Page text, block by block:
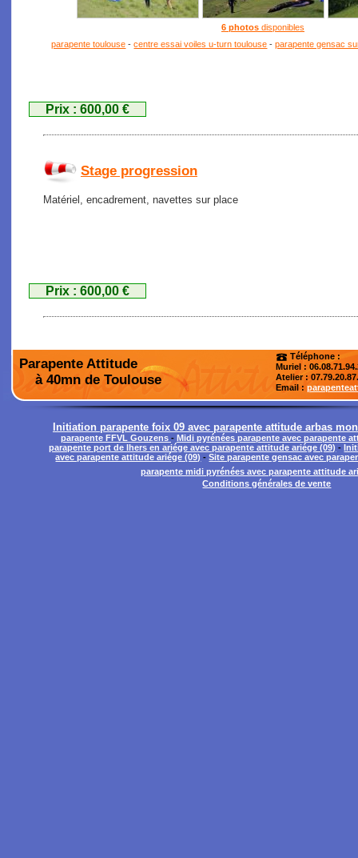
6 photos disponibles
parapente toulouse -centre essai voiles u-turn toulouse -parapente gensac
Prix : 600,00 €
Stage progression
Matériel, encadrement, navettes sur place
Prix : 600,00 €
Parapente Attitude
à 40mn de Toulouse
Téléphone :
Muriel :
Atelier:
Email :
Initiation parapente foix 09 avec parapente attitude arbas
parapente FFVL Gouzens - Midi pyrénées parapente avec parapente
parapente port de lhers en ariége avec parapente attitude ariége (09) -
avec parapente attitude ariége (09) -Site parapente gensac avec
parapente midi pyrénées avec parapente attitude
Conditions générales de vente